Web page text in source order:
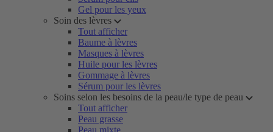
Gel pour les yeux
Soin des lèvres
Tout afficher
Baume à lèvres
Masques à lèvres
Huile pour les lèvres
Gommage à lèvres
Sérum pour les lèvres
Soins selon les besoins de la peau/le type de peau
Tout afficher
Peau grasse
Peau mixte